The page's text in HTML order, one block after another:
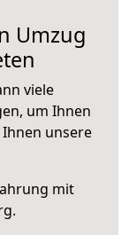
Umzug
viele
um Ihnen
unsere
mit
.